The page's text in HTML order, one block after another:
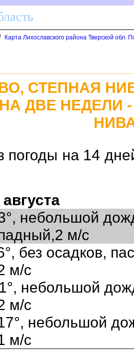
Карта Лихославского района Тверской обл.
СТЕПНАЯ
ДВЕ НЕДЕЛИ
погоды на 14
небольшой
м/с
без осадков,
м/с
небольшой
м/с
небольшой
м/с